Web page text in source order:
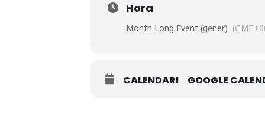
Hora
Month Long Event (gener)
CALENDARI GOOGLE